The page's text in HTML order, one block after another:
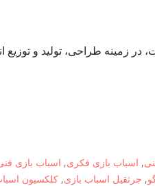
زمینه طراحی، تولید و توزیع
, اسباب بازی فکری, اسباب بازی
, جرثقیل اسباب بازی,کلکسیون